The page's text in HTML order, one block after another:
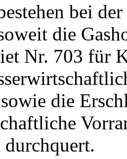
bei
die
Nr. 703 für
die